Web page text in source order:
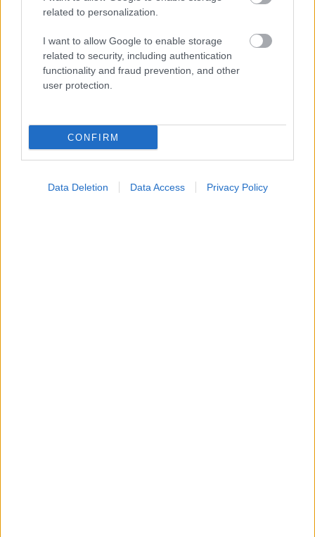
related to personalization.
I want to allow Google to enable storage
related to security, including authentication
functionality and fraud prevention, and other
user protection.
CONFIRM
Data Deletion Data Access Privacy Policy